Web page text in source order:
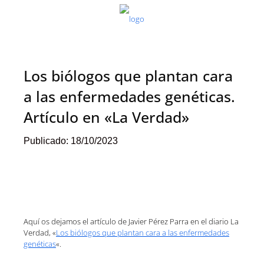
Los biólogos que plantan cara
a las enfermedades genéticas.
Artículo en «La Verdad»
Publicado: 18/10/2023
Aquí os dejamos el artículo de Javier Pérez Parra en el diario La
Verdad, «Los biólogos que plantan cara a las enfermedades
genéticas«.